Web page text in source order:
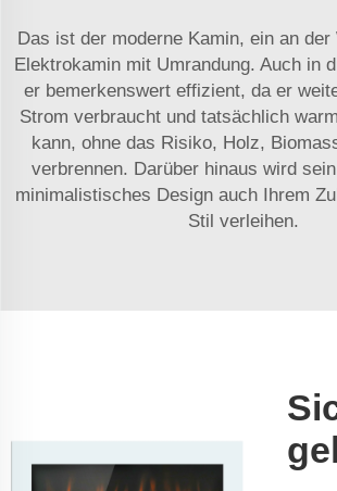
Das ist der moderne Kamin, ein an der
Elektrokamin mit Umrandung. Auch in
er bemerkenswert effizient, da er
Strom verbraucht und tatsächlich
kann, ohne das Risiko, Holz,
verbrennen. Darüber hinaus wird
minimalistisches Design auch Ihrem
Stil verleihen.